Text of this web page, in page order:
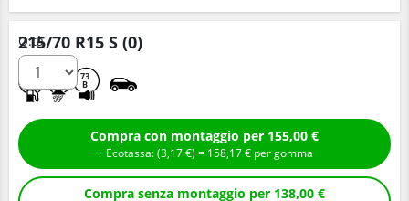
215/70 R15 S (0)
73
B
Q.tà
Compra con montaggio per 155,00 €
+ Ecotassa: (3,17€ ) = 158,17€ per gomma
Compra senza montaggio per 138,00 €